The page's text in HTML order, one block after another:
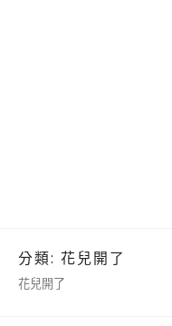
分類: 花兒開了
花兒開了